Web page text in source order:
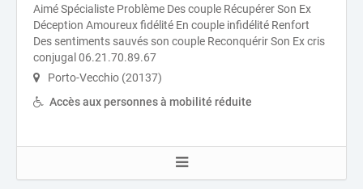
Aimé Spécialiste Problème Des couple Récupérer Son Ex
Déception Amoureux fidélité En couple infidélité Renfort
Des sentiments sauvés son couple Reconquérir Son Ex cris
conjugal 06.21.70.89.67
Porto-Vecchio (20137)
Accès aux personnes à mobilité réduite